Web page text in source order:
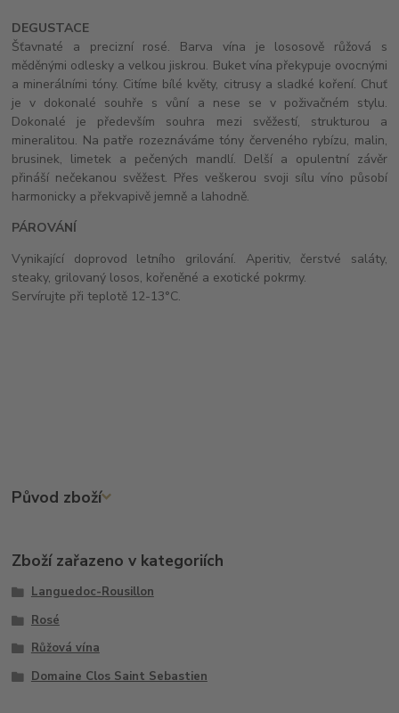
DEGUSTACE
Šťavnaté a precizní rosé. Barva vína je lososově růžová s
měděnými odlesky a velkou jiskrou. Buket vína překypuje ovocnými
a minerálními tóny. Citíme bílé květy, citrusy a sladké koření. Chuť
je v dokonalé souhře s vůní a nese se v poživačném stylu.
Dokonalé je především souhra mezi svěžestí, strukturou a
mineralitou. Na patře rozeznáváme tóny červeného rybízu, malin,
brusinek, limetek a pečených mandlí. Delší a opulentní závěr
přináší nečekanou svěžest. Přes veškerou svoji sílu víno působí
harmonicky a překvapivě jemně a lahodně.
PÁROVÁNÍ
Vynikající doprovod letního grilování. Aperitiv, čerstvé saláty,
steaky, grilovaný losos, kořeněné a exotické pokrmy.
Servírujte při teplotě 12-13°C.
Původ zboží
Zboží zařazeno v kategoriích
Languedoc-Rousillon
Rosé
Růžová vína
Domaine Clos Saint Sebastien